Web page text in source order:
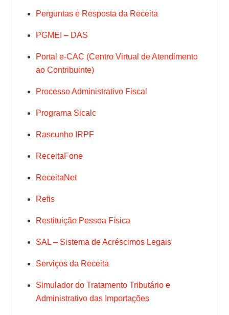
Perguntas e Resposta da Receita
PGMEI – DAS
Portal e-CAC (Centro Virtual de Atendimento
ao Contribuinte)
Processo Administrativo Fiscal
Programa Sicalc
Rascunho IRPF
ReceitaFone
ReceitaNet
Refis
Restituição Pessoa Física
SAL – Sistema de Acréscimos Legais
Serviços da Receita
Simulador do Tratamento Tributário e
Administrativo das Importações